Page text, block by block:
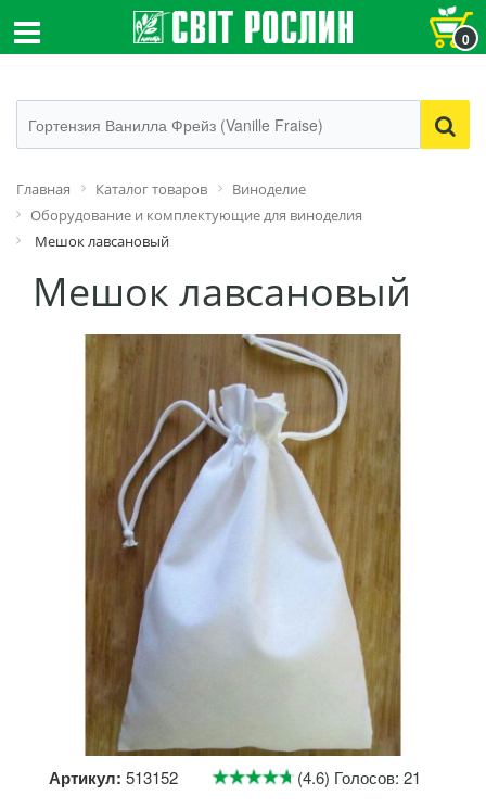
0
Главная Каталог товаров
Виноделие
Оборудование и комплектующие для виноделия
Мешок лавсановый
Мешок лавсановый
Артикул: 513152 (4.6) Голосов: 21